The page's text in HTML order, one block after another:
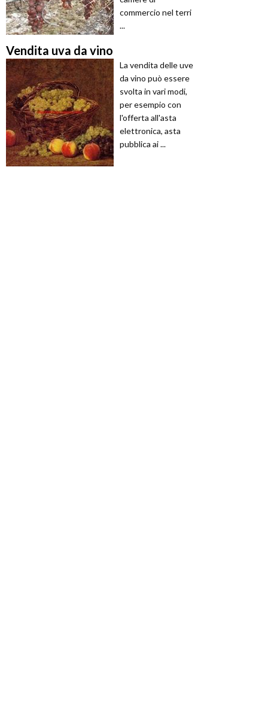
commercio nel terri
...
Vendita uva da vino
La vendita delle uve
da vino può essere
svolta in vari modi,
per esempio con
l'offerta all'asta
elettronica, asta
pubblica ai ...